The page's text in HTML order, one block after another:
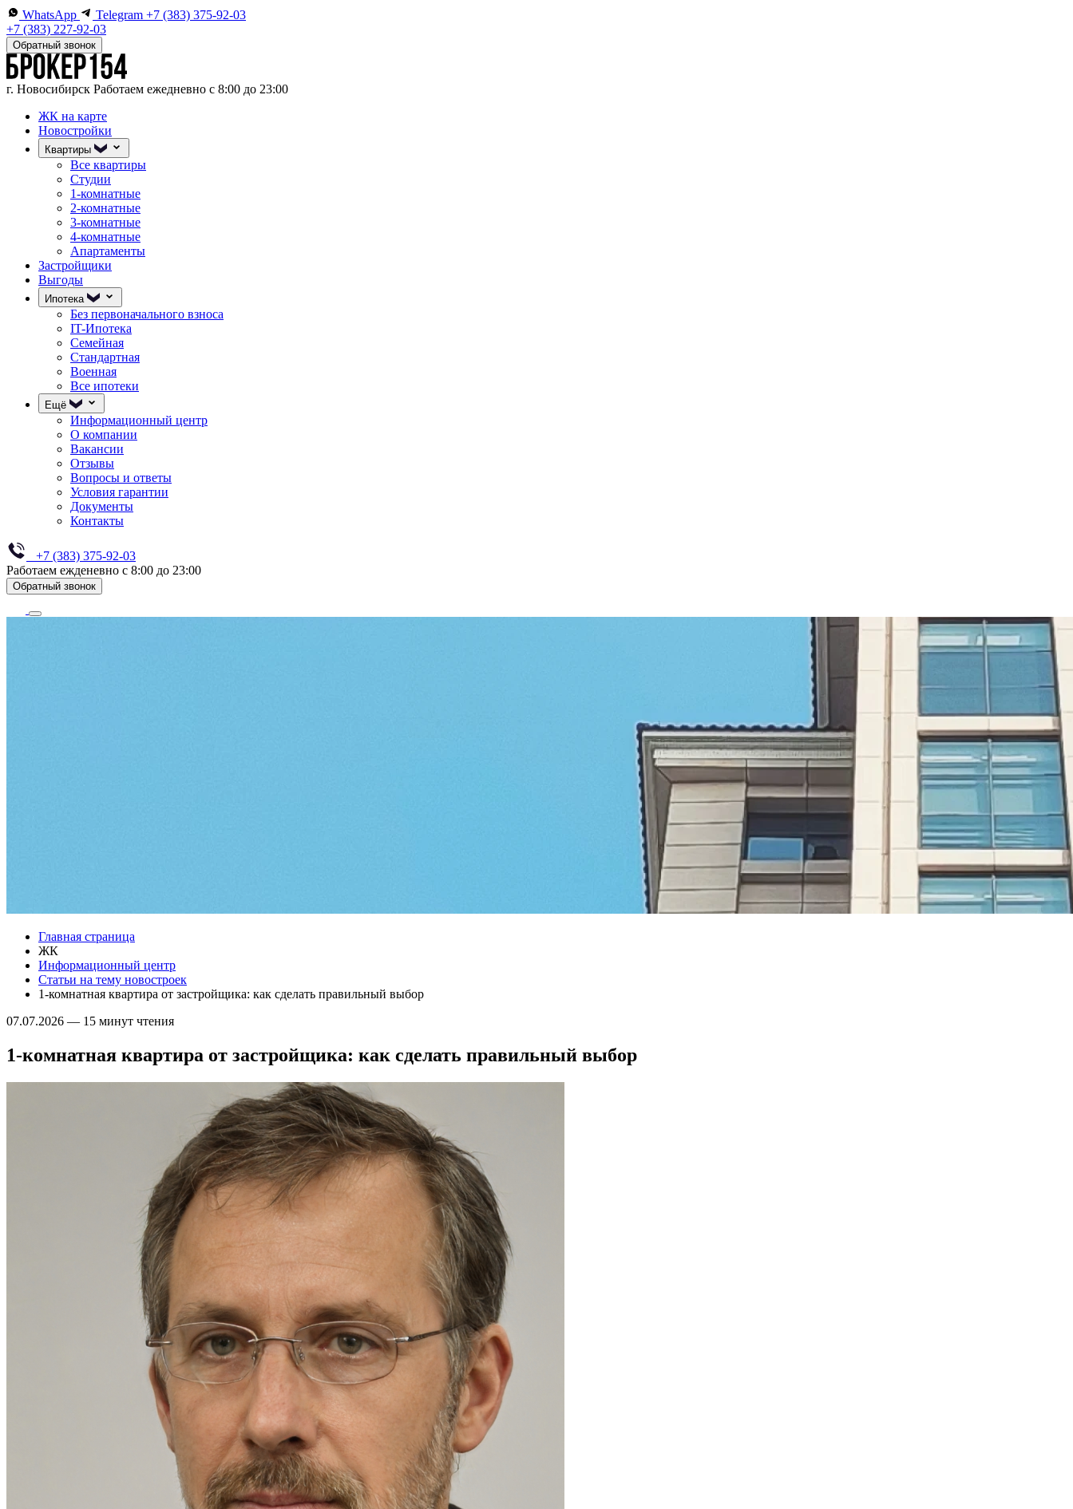
WhatsApp Telegram +7 (383) 375-92-03
+7 (383) 227-92-03
Обратный звонок
г. Новосибирск Работаем ежедневно с 8:00 до 23:00
ЖК на карте
Новостройки
Квартиры
Все квартиры
Студии
1-комнатные
2-комнатные
3-комнатные
4-комнатные
Апартаменты
Застройщики
Выгоды
Ипотека
Без первоначального взноса
IT-Ипотека
Семейная
Стандартная
Военная
Все ипотеки
Ещё
Информационный центр
О компании
Вакансии
Отзывы
Вопросы и ответы
Условия гарантии
Документы
Контакты
+7 (383) 375-92-03
Работаем ежденевно с 8:00 до 23:00
Обратный звонок
Главная страница
ЖК
Информационный центр
Статьи на тему новостроек
1-комнатная квартира от застройщика: как сделать правильный выбор
07.07.2026 — 15 минут чтения
1-комнатная квартира от застройщика: как сделать правильный выбор